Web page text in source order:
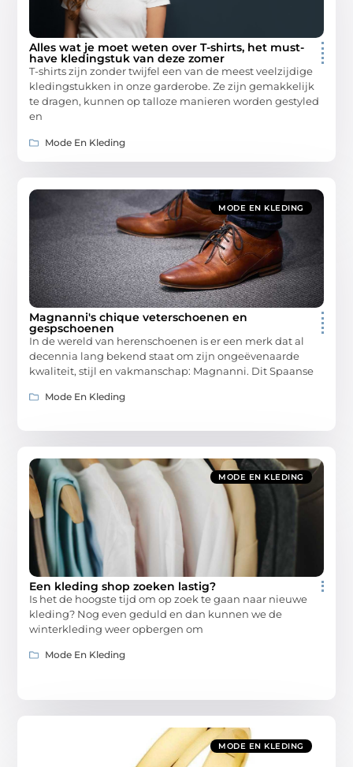
Alles wat je moet weten over T-shirts, het must-
have kledingstuk van deze zomer
T-shirts zijn zonder twijfel een van de meest veelzijdige
kledingstukken in onze garderobe. Ze zijn gemakkelijk
te dragen, kunnen op talloze manieren worden gestyled
en
Mode En Kleding
MODE EN KLEDING
Magnanni's chique veterschoenen en
gespschoenen
In de wereld van herenschoenen is er een merk dat al
decennia lang bekend staat om zijn ongeëvenaarde
kwaliteit, stijl en vakmanschap: Magnanni. Dit Spaanse
Mode En Kleding
MODE EN KLEDING
Een kleding shop zoeken lastig?
Is het de hoogste tijd om op zoek te gaan naar nieuwe
kleding? Nog even geduld en dan kunnen we de
winterkleding weer opbergen om
Mode En Kleding
MODE EN KLEDING